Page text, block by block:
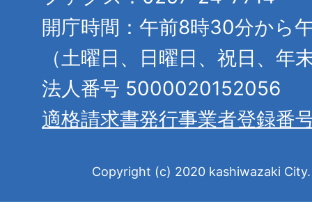
開庁時間：午前8時30分から
（土曜日、日曜日、祝日、年
法人番号 5000020152056
適格請求書発行事業者登録番
Copyright (c) 2020 kashiwazaki